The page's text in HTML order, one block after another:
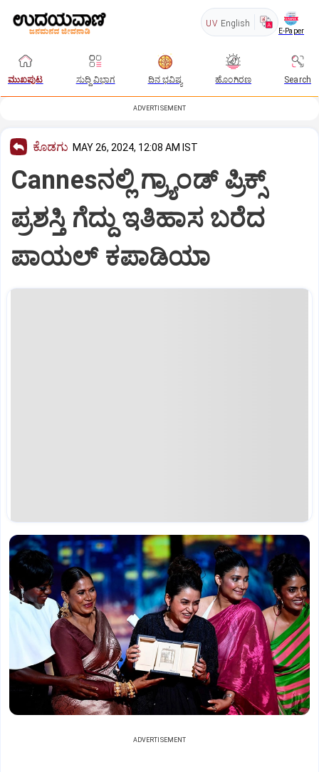
UV English
E-Paper
ಮುಖಪುಟ ಸುದ್ದಿ ವಿಭಾಗ ದಿನ ಭವಿಷ್ಯ ಹೊಂಗಿರಣ Search
ADVERTISEMENT
ಕೊಡಗು MAY 26, 2024, 12:08 AM IST
Cannesನಲ್ಲಿ ಗ್ರ್ಯಾಂಡ್ ಪ್ರಿಕ್ಸ್
ಪ್ರಶಸ್ತಿ ಗೆದ್ದು ಇತಿಹಾಸ ಬರೆದ
ಪಾಯಲ್ ಕಪಾಡಿಯಾ
ADVERTISEMENT